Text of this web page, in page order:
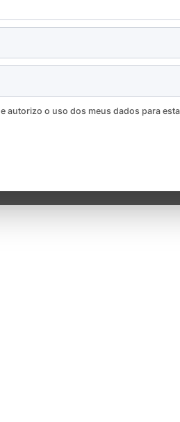
e autorizo o uso dos meus dados para